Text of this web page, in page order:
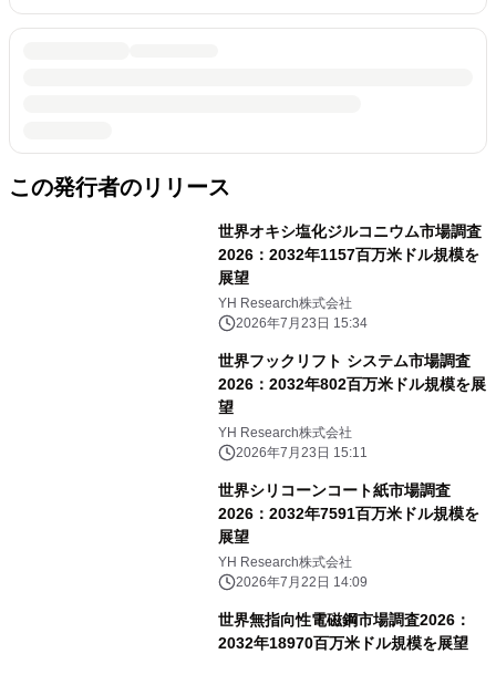
この発行者のリリース
世界オキシ塩化ジルコニウム市場調査
2026：2032年1157百万米ドル規模を
展望
YH Research株式会社
2026年7月23日 15:34
世界フックリフト システム市場調査
2026：2032年802百万米ドル規模を展
望
YH Research株式会社
2026年7月23日 15:11
世界シリコーンコート紙市場調査
2026：2032年7591百万米ドル規模を
展望
YH Research株式会社
2026年7月22日 14:09
世界無指向性電磁鋼市場調査2026：
2032年18970百万米ドル規模を展望